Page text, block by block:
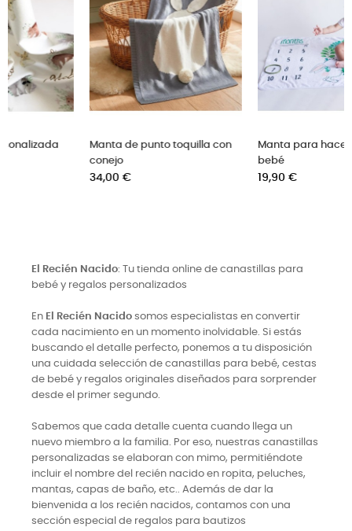
Manta de punto toquilla con
Manta para hacer fotos al
El Recién Nacido: Tu tienda online de canastillas para
bebé y regalos personalizados
En El Recién Nacido somos especialistas en convertir
cada nacimiento en un momento inolvidable. Si estás
buscando el detalle perfecto, ponemos a tu disposición
una cuidada selección de canastillas para bebé, cestas
de bebé y regalos originales diseñados para sorprender
desde el primer segundo.
Sabemos que cada detalle cuenta cuando llega un
nuevo miembro a la familia. Por eso, nuestras canastillas
personalizadas se elaboran con mimo, permitiéndote
incluir el nombre del recién nacido en ropita, peluches,
mantas, capas de baño, etc.. Además de dar la
bienvenida a los recién nacidos, contamos con una
sección especial de regalos para bautizos